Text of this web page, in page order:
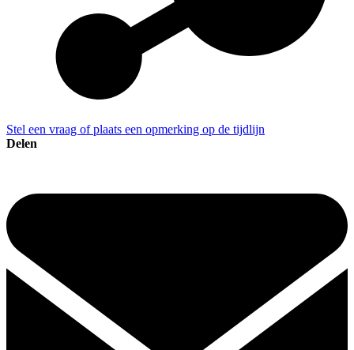
Stel een vraag of plaats een opmerking op de tijdlijn
Delen